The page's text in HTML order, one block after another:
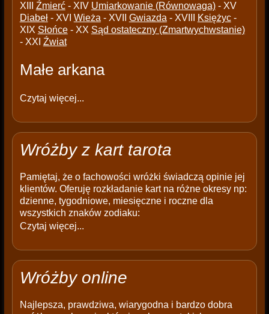
XIII Źmierć- XIV Umiarkowanie (Równowaga)- XV
Diabeł- XVI Wieża - XVII Gwiazda - XVIII Księżyc-
XIX Słońce- XX Sąd ostateczny (Zmartwychwstanie)
- XXI Źwiat
Małe arkana
Czytaj więcej...
Wróżby z kart tarota
Pamiętaj, że o fachowości wróżki świadczą opinie jej
klientów. Oferuję rozkładanie kart na różne okresy np:
dzienne, tygodniowe, miesięczne i roczne dla
wszystkich znaków zodiaku:
Czytaj więcej...
Wróżby online
Najlepsza, prawdziwa, wiarygodna i bardzo dobra